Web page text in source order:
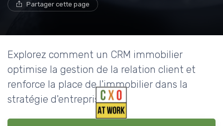
Partager cette page
Explorez comment un CRM immobilier
optimise la gestion de la relation client et
renforce la place de l'immobilier dans la
stratégie d'entreprise.